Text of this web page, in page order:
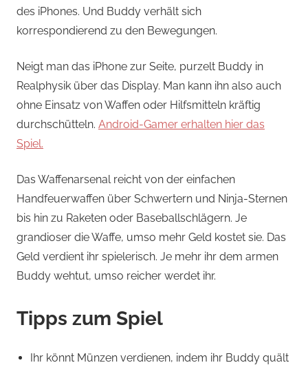
des iPhones. Und Buddy verhält sich
korrespondierend zu den Bewegungen.
Neigt man das iPhone zur Seite, purzelt Buddy in
Realphysik über das Display. Man kann ihn also auch
ohne Einsatz von Waffen oder Hilfsmitteln kräftig
durchschütteln. Android-Gamer erhalten hier das
Spiel.
Das Waffenarsenal reicht von der einfachen
Handfeuerwaffen über Schwertern und Ninja-Sternen
bis hin zu Raketen oder Baseballschlägern. Je
grandioser die Waffe, umso mehr Geld kostet sie. Das
Geld verdient ihr spielerisch. Je mehr ihr dem armen
Buddy wehtut, umso reicher werdet ihr.
Tipps zum Spiel
Ihr könnt Münzen verdienen, indem ihr Buddy quält